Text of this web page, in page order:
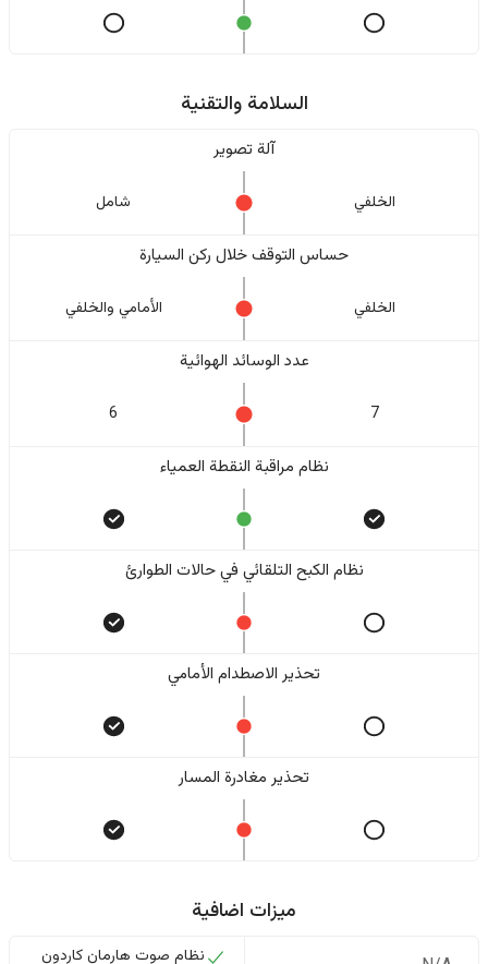
السلامة والتقنية
آلة تصوير
الخلفي شامل
حساس التوقف خلال ركن السيارة
الخلفي الأمامي والخلفي
عدد الوسائد الهوائية
7
6
نظام مراقبة النقطة العمياء
نظام الكبح التلقائي في حالات الطوارئ
تحذير الاصطدام الأمامي
تحذير مغادرة المسار
ميزات اضافية
نظام صوت هارمان كاردون